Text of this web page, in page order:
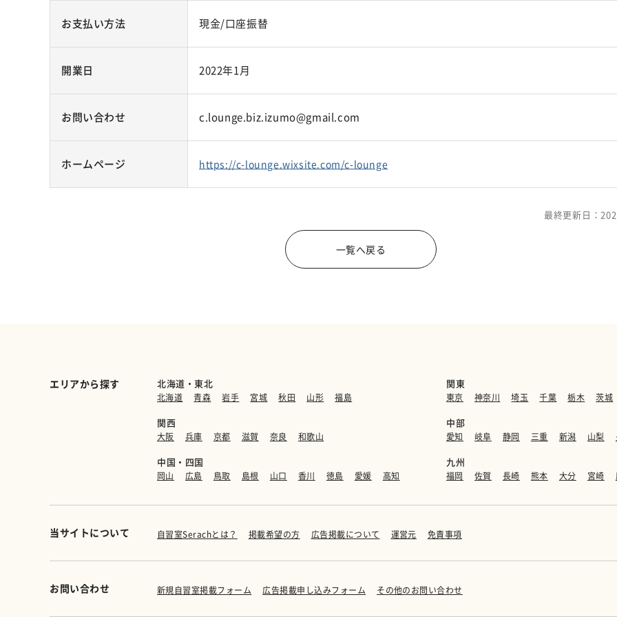
お支払い方法 現金/口座振替
開業日 2022年1月
お問い合わせ c.lounge.biz.izumo@gmail.com
ホームページ https://c-lounge.wixsite.com/c-lounge
最終更新日：
一覧へ戻る
エリアから探す 北海道・東北
北海道 青森 岩手 宮城 秋田 山形 福島
関東
東京 神奈川 埼玉 千葉 栃木 茨城
関西
大阪 兵庫 京都 滋賀 奈良 和歌山
中部
愛知 岐阜 静岡 三重 新潟 山梨
中国・四国
岡山 広島 鳥取 島根 山口 香川 徳島 愛媛 高知
九州
福岡 佐賀 長崎 熊本 大分 宮崎
当サイトについて 自習室Serachとは？ 掲載希望の方 広告掲載について 運営元 免責事項
お問い合わせ 新規自習室掲載フォーム 広告掲載申し込みフォーム その他のお問い合わせ